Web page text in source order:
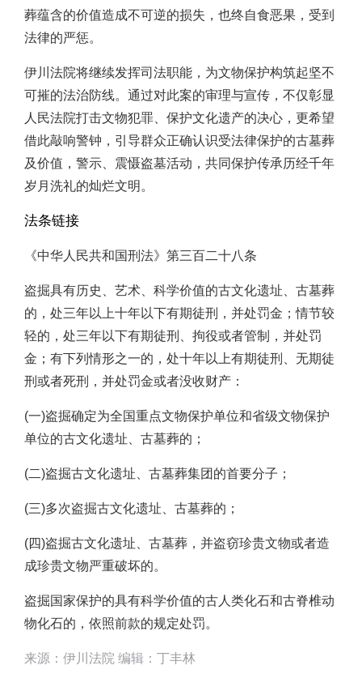
葬蕴含的价值造成不可逆的损失，也终自食恶果，受到
法律的严惩。
伊川法院将继续发挥司法职能，为文物保护构筑起坚不
可摧的法治防线。通过对此案的审理与宣传，不仅彰显
人民法院打击文物犯罪、保护文化遗产的决心，更希望
借此敲响警钟，引导群众正确认识受法律保护的古墓葬
及价值，警示、震慑盗墓活动，共同保护传承历经千年
岁月洗礼的灿烂文明。
法条链接
《中华人民共和国刑法》第三百二十八条
盗掘具有历史、艺术、科学价值的古文化遗址、古墓葬
的，处三年以上十年以下有期徒刑，并处罚金；情节较
轻的，处三年以下有期徒刑、拘役或者管制，并处罚
金；有下列情形之一的，处十年以上有期徒刑、无期徒
刑或者死刑，并处罚金或者没收财产：
(一)盗掘确定为全国重点文物保护单位和省级文物保护
单位的古文化遗址、古墓葬的；
(二)盗掘古文化遗址、古墓葬集团的首要分子；
(三)多次盗掘古文化遗址、古墓葬的；
(四)盗掘古文化遗址、古墓葬，并盗窃珍贵文物或者造
成珍贵文物严重破坏的。
盗掘国家保护的具有科学价值的古人类化石和古脊椎动
物化石的，依照前款的规定处罚。
来源：伊川法院 编辑：丁丰林